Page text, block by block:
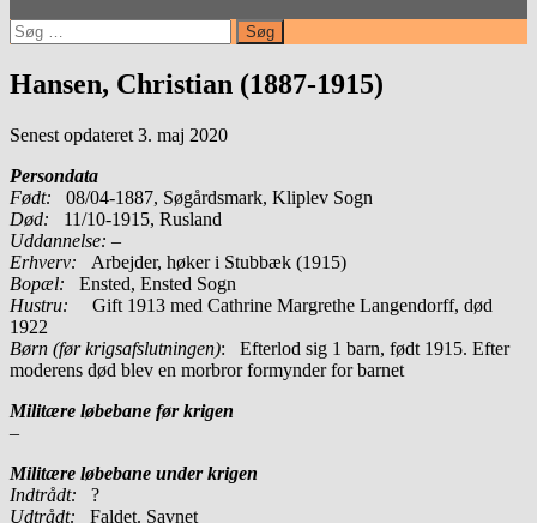
Søg
efter:
Hansen, Christian (1887-1915)
Senest opdateret 3. maj 2020
Persondata
Født: 08/04-1887, Søgårdsmark, Kliplev Sogn
Død: 11/10-1915, Rusland
Uddannelse: –
Erhverv:
Arbejder, høker i Stubbæk (1915)
Bopæl: Ensted, Ensted Sogn
Hustru: Gift 1913 med Cathrine Margrethe Langendorff, død
1922
Børn (før krigsafslutningen): Efterlod sig 1 barn, født 1915. Efter
moderens død blev en morbror formynder for barnet
Militære løbebane før krigen
–
Militære løbebane under krigen
Indtrådt: ?
Udtrådt: Faldet. Savnet